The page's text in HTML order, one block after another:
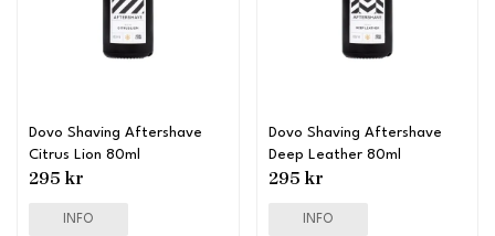
Dovo Shaving Aftershave
Citrus Lion 80ml
295 kr
INFO
Dovo Shaving Aftershave
Deep Leather 80ml
295 kr
INFO